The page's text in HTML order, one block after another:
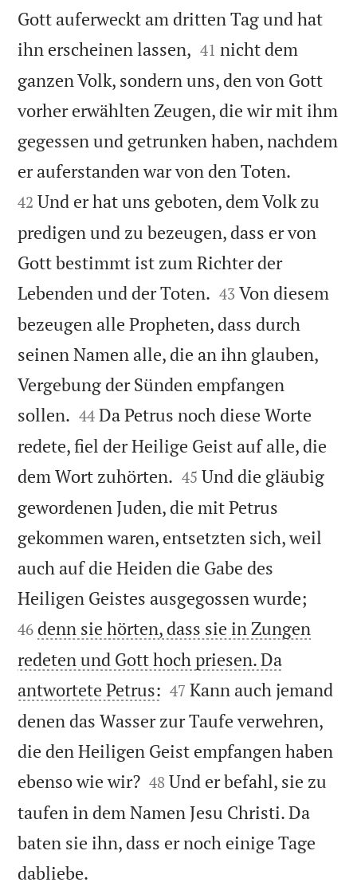
Gott auferweckt am dritten Tag und hat
ihn erscheinen lassen, 

41 nicht dem
ganzen Volk, sondern uns, den von Gott
vorher erwählten Zeugen, die wir mit ihm
gegessen und getrunken haben, nachdem
er auferstanden war von den Toten.
42 Und er hat uns geboten, dem Volk zu
predigen und zu bezeugen, dass er von
Gott bestimmt ist zum Richter der
Lebenden und der Toten. 

43 Von diesem
bezeugen alle Propheten, dass durch
seinen Namen alle, die an ihn glauben,
Vergebung der Sünden empfangen
sollen. 

44 Da Petrus noch diese Worte
redete, fiel der Heilige Geist auf alle, die
dem Wort zuhörten. 

45 Und die gläubig
gewordenen Juden, die mit Petrus
gekommen waren, entsetzten sich, weil
auch auf die Heiden die Gabe des
Heiligen Geistes ausgegossen wurde;
46 denn sie hörten, dass sie in Zungen
redeten und Gott hoch priesen. Da
antwortete Petrus: 

47 Kann auch jemand
denen das Wasser zur Taufe verwehren,
die den Heiligen Geist empfangen haben
ebenso wie wir?
48 Und er befahl, sie zu
taufen in dem Namen Jesu Christi. Da
baten sie ihn, dass er noch einige Tage
dabliebe.